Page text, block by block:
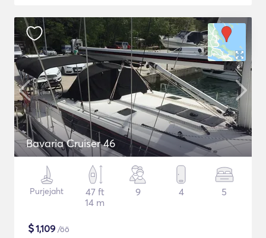
Bavaria Cruiser 46
Purjejaht
47 ft
14 m
9 4 5
$1,109 /öö